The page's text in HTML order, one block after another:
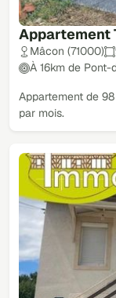
Appartement
Mâcon (71000)
À 16km de Pont-
Appartement de
par mois.